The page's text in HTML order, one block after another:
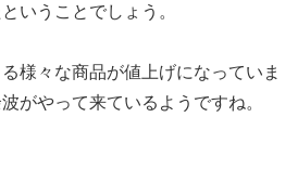
いうことでしょう。
様々な商品が値上げになっていま
がやって来ているようですね。